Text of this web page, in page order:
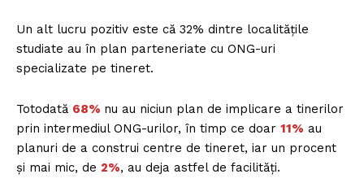
Un alt lucru pozitiv este că 32% dintre localitățile
studiate au în plan parteneriate cu ONG-uri
specializate pe tineret.
Totodată 68% nu au niciun plan de implicare a tinerilor
prin intermediul ONG-urilor, în timp ce doar 11% au
planuri de a construi centre de tineret, iar un procent
și mai mic, de 2%, au deja astfel de facilități.